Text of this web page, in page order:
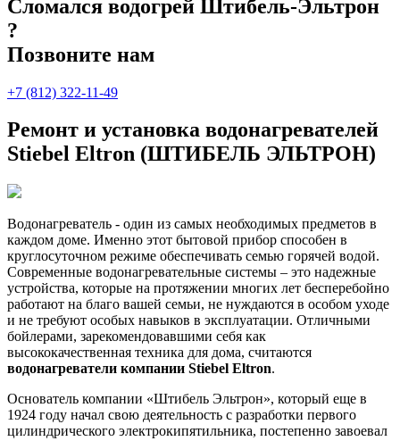
Сломался водогрей Штибель-Эльтрон
?
Позвоните нам
+7 (812) 322-11-49
Ремонт и установка водонагревателей
Stiebel Eltron (ШТИБЕЛЬ ЭЛЬТРОН)
Водонагреватель - один из самых необходимых предметов в
каждом доме. Именно этот бытовой прибор способен в
круглосуточном режиме обеспечивать семью горячей водой.
Современные водонагревательные системы – это надежные
устройства, которые на протяжении многих лет бесперебойно
работают на благо вашей семьи, не нуждаются в особом уходе
и не требуют особых навыков в эксплуатации. Отличными
бойлерами, зарекомендовавшими себя как
высококачественная техника для дома, считаются
водонагреватели компании Stiebel Eltron.
Основатель компании «Штибель Эльтрон», который еще в
1924 году начал свою деятельность с разработки первого
цилиндрического электрокипятильника, постепенно завоевал